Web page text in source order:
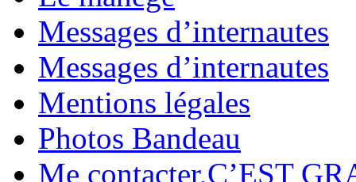
Messages d’internautes
Messages d’internautes
Mentions légales
Photos Bandeau
Me contacter,C’EST